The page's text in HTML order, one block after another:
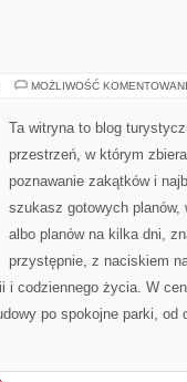
MOŻLIWOŚĆ
Ta witryna to blog
przestrzeń, w którym
poznawanie zakątków i
szukasz gotowych
albo planów na kilka dni,
przystępnie, z naciskiem
codziennego życia. W
po spokojne parki, od